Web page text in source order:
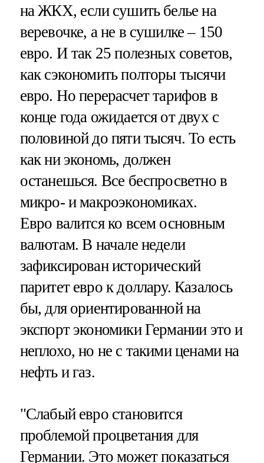
на ЖКХ, если сушить белье на
веревочке, а не в сушилке – 150
евро. И так 25 полезных советов,
как сэкономить полторы тысячи
евро. Но перерасчет тарифов в
конце года ожидается от двух с
половиной до пяти тысяч. То есть
как ни экономь, должен
останешься. Все беспросветно в
микро- и макроэкономиках.
Евро валится ко всем основным
валютам. В начале недели
зафиксирован исторический
паритет евро к доллару. Казалось
бы, для ориентированной на
экспорт экономики Германии это и
неплохо, но не с такими ценами на
нефть и газ.
"Слабый евро становится
проблемой процветания для
Германии. Это может показаться